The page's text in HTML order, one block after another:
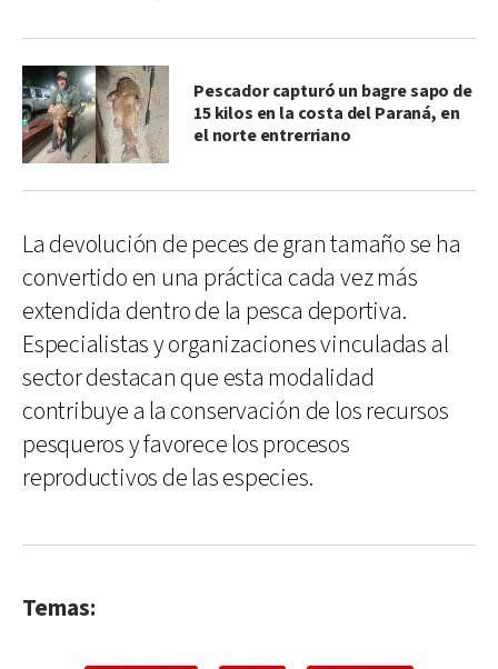
Pescador capturó un bagre sapo de
15 kilos en la costa del Paraná, en
el norte entrerriano
La devolución de peces de gran tamaño se ha
convertido en una práctica cada vez más
extendida dentro de la pesca deportiva.
Especialistas y organizaciones vinculadas al
sector destacan que esta modalidad
contribuye a la conservación de los recursos
pesqueros y favorece los procesos
reproductivos de las especies.
Temas: